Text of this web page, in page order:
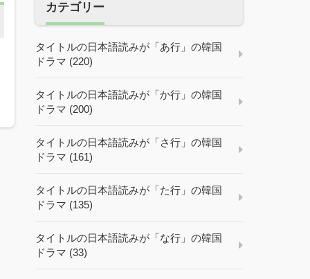
カテゴリー
タイトルの日本語読みが「あ行」の韓国
ドラマ (220)
タイトルの日本語読みが「か行」の韓国
ドラマ (200)
タイトルの日本語読みが「さ行」の韓国
ドラマ (161)
タイトルの日本語読みが「た行」の韓国
ドラマ (135)
タイトルの日本語読みが「な行」の韓国
ドラマ (33)